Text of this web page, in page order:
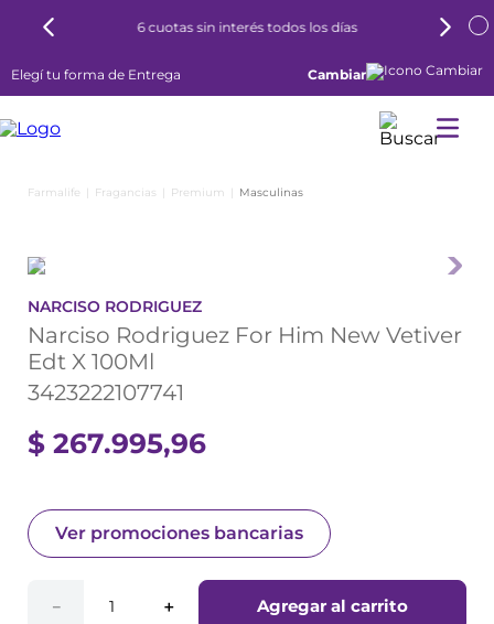
6 cuotas sin interés todos los días
Elegí tu forma de Entrega Cambiar
Fragancias Premium Masculinas
NARCISO RODRIGUEZ
Narciso Rodriguez For Him New Vetiver
Edt X 100Ml
3423222107741
$ 267.995,96
Ver promociones bancarias
＋
－ Agregar al carrito